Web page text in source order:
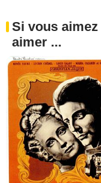
Si vous
aimer ...